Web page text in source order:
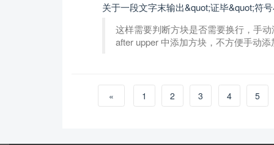
关于一段文字末输出&quot;证毕&quot;符
这样需要判断方块是否需要换行，手
after upper 中添加方块，不方便手动
« 1 2 3 4 5